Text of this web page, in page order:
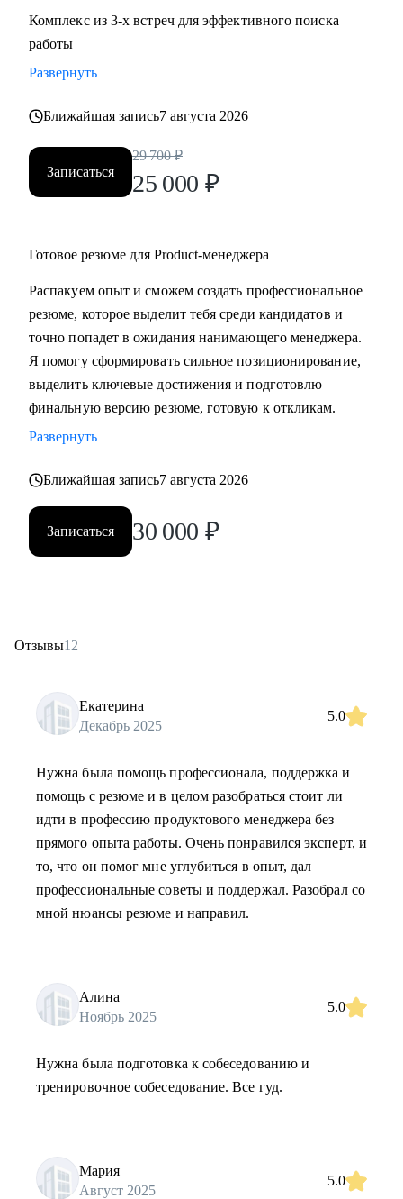
Комплекс из 3-х встреч для эффективного поиска
работы
Развернуть
Ближайшая запись7 августа 2026
Записаться
29 700 ₽
25 000 ₽
Готовое резюме для Product-менеджера
Распакуем опыт и сможем создать профессиональное
резюме, которое выделит тебя среди кандидатов и
точно попадет в ожидания нанимающего менеджера.
Я помогу сформировать сильное позиционирование,
выделить ключевые достижения и подготовлю
финальную версию резюме, готовую к откликам.
Развернуть
Ближайшая запись7 августа 2026
Записаться 30 000 ₽
Отзывы12
Екатерина
Декабрь 2025
5.0
Нужна была помощь профессионала, поддержка и
помощь с резюме и в целом разобраться стоит ли
идти в профессию продуктового менеджера без
прямого опыта работы. Очень понравился эксперт, и
то, что он помог мне углубиться в опыт, дал
профессиональные советы и поддержал. Разобрал со
мной нюансы резюме и направил.
Алина
Ноябрь 2025
5.0
Нужна была подготовка к собеседованию и
тренировочное собеседование. Все гуд.
Мария
Август 2025
5.0